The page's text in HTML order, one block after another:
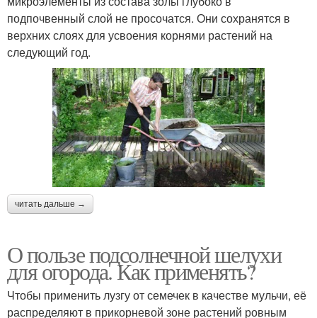
подпочвенный слой не просочатся. Они сохранятся в
верхних слоях для усвоения корнями растений на
следующий год.
читать дальше →
О пользе подсолнечной шелухи
для огорода. Как применять?
Чтобы применить лузгу от семечек в качестве мульчи, её
распределяют в прикорневой зоне растений ровным